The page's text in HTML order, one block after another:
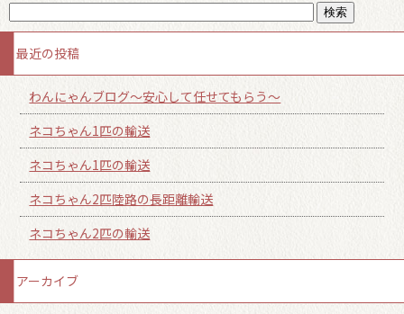
最近の投稿
わんにゃんブログ～安心して任せてもらう～
ネコちゃん1匹の輸送
ネコちゃん1匹の輸送
ネコちゃん2匹陸路の長距離輸送
ネコちゃん2匹の輸送
アーカイブ